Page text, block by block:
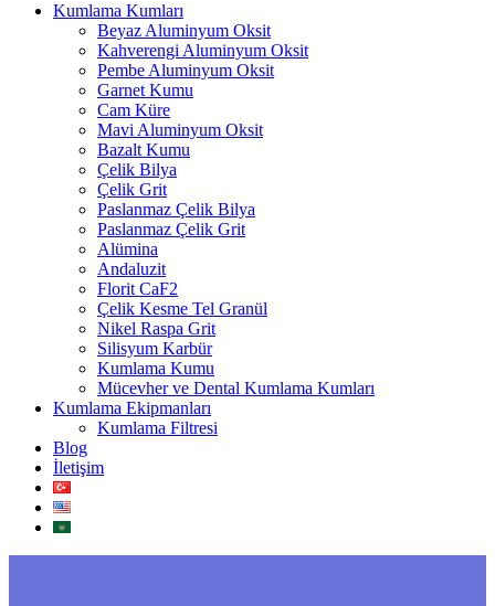
Kumlama Kumları
Beyaz Aluminyum Oksit
Kahverengi Aluminyum Oksit
Pembe Aluminyum Oksit
Garnet Kumu
Cam Küre
Mavi Aluminyum Oksit
Bazalt Kumu
Çelik Bilya
Çelik Grit
Paslanmaz Çelik Bilya
Paslanmaz Çelik Grit
Alümina
Andaluzit
Florit CaF2
Çelik Kesme Tel Granül
Nikel Raspa Grit
Silisyum Karbür
Kumlama Kumu
Mücevher ve Dental Kumlama Kumları
Kumlama Ekipmanları
Kumlama Filtresi
Blog
İletişim